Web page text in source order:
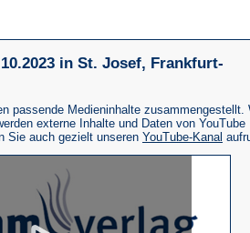
in St. Josef, Frankfurt-
passende Medieninhalte zusammengestellt.
externe Inhalte und Daten von YouTube
Sie auch gezielt unseren YouTube-Kanal